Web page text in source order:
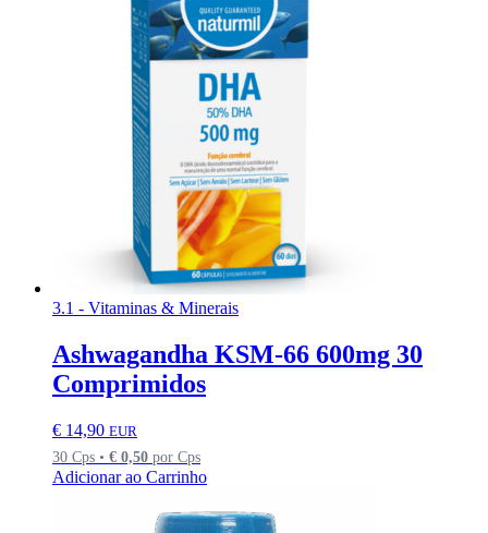
3.1 - Vitaminas & Minerais
Ashwagandha KSM-66 600mg 30
Comprimidos
€ 14,90 EUR
30 Cps • € 0,50 por Cps
Adicionar ao Carrinho